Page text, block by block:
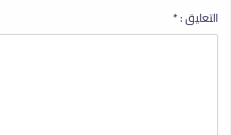
التعليق :*